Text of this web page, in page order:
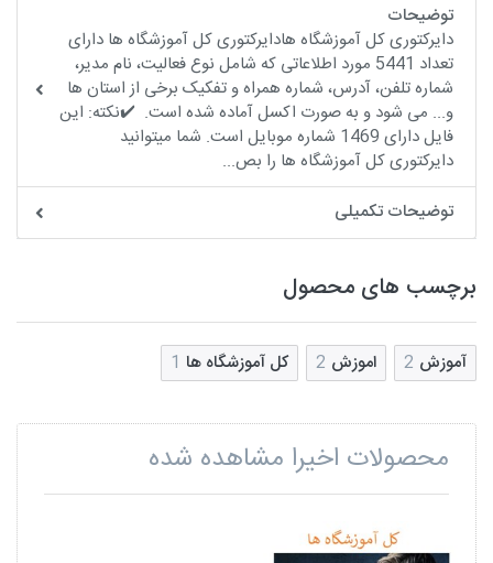
توضیحات
دایرکتوری کل آموزشگاه هادایرکتوری کل آموزشگاه ها دارای
تعداد 5441 مورد اطلاعاتی که شامل نوع فعالیت، نام مدیر،
شماره تلفن، آدرس، شماره همراه و تفکیک برخی از استان ها
و... می شود و به صورت اکسل آماده شده است. ✔️نکته: این
فایل دارای 1469 شماره موبایل است. شما میتوانید
دایرکتوری کل آموزشگاه ها را بص...
توضیحات تکمیلی
برچسب های محصول
آموزش 2 اموزش 2 کل آموزشگاه ها 1
محصولات اخیرا مشاهده شده